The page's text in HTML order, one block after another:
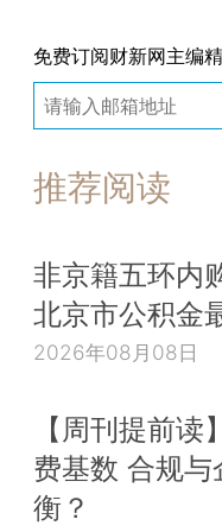
免费订阅财新网主编
推荐阅读
非京籍五环内
北京市公积金
2026年08月08日
【周刊提前
费基数 合规
衡？